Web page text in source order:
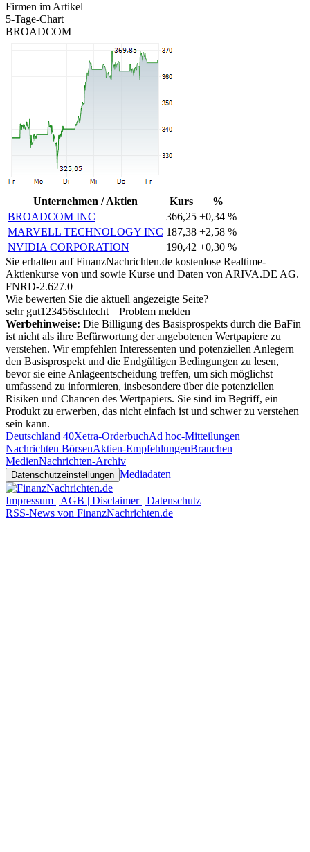
Firmen im Artikel
5-Tage-Chart
BROADCOM
Unternehmen / Aktien Kurs
%
BROADCOM INC
366,25 +0,34 %
MARVELL TECHNOLOGY INC 187,38 +2,58 %
NVIDIA CORPORATION
190,42 +0,30 %
Sie erhalten auf FinanzNachrichten.de kostenlose Realtime-
Aktienkurse von und sowie Kurse und Daten von ARIVA.DE AG.
FNRD-2.627.0
Wie bewerten Sie die aktuell angezeigte Seite?
sehr gut1 23456schlecht
Problem melden
Werbehinweise: Die Billigung des Basisprospekts durch die BaFin
ist nicht als ihre Befürwortung der angebotenen Wertpapiere zu
verstehen. Wir empfehlen Interessenten und potenziellen Anlegern
den Basisprospekt und die Endgültigen Bedingungen zu lesen,
bevor sie eine Anlageentscheidung treffen, um sich möglichst
umfassend zu informieren, insbesondere über die potenziellen
Risiken und Chancen des Wertpapiers. Sie sind im Begriff, ein
Produkt zu erwerben, das nicht einfach ist und schwer zu verstehen
sein kann.
Deutschland 40Xetra-OrderbuchAd hoc-Mitteilungen
Nachrichten BörsenAktien-EmpfehlungenBranchen
MedienNachrichten-Archiv
Datenschutzeinstellungen Mediadaten
Impressum | AGB | Disclaimer | Datenschutz
RSS-News von FinanzNachrichten.de